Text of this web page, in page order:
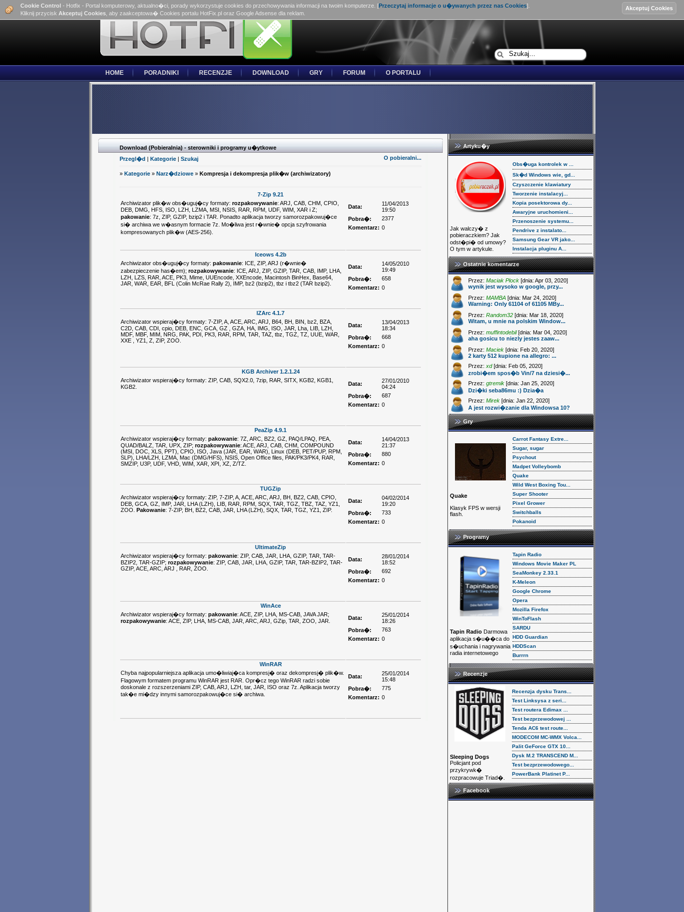
Cookie Control - Hotfix - Portal komputerowy, aktualno�ci, porady wykorzystuje cookies do przechowywania informacji na twoim komputerze. [Przeczytaj informacje o u�ywanych przez nas Cookies].
Kliknij przycisk Akceptuj Cookies , aby zaakceptowa� Cookies portalu HotFix.pl oraz Google Adsense dla reklam.
HOME PORADNIKI RECENZJE DOWNLOAD GRY FORUM O PORTALU
Download (Pobieralnia) - sterowniki i programy u�ytkowe
O pobieralni...
Przegl�d | Kategorie | Szukaj
» Kategorie » Narz�dziowe » Kompresja i dekompresja plik�w (archiwizatory)
7-Zip 9.21
Archiwizator plik�w obs�uguj�cy formaty: rozpakowywanie: ARJ, CAB, CHM, CPIO,
DEB, DMG, HFS, ISO, LZH, LZMA, MSI, NSIS, RAR, RPM, UDF, WIM, XAR i Z;
pakowanie: 7z, ZIP, GZIP, bzip2 i TAR. Ponadto aplikacja tworzy samorozpakowuj�ce
si� archiwa we w�asnym formacie 7z. Mo�liwa jest r�wnie� opcja szyfrowania
kompresowanych plik�w (AES-256).
Data:
11/04/2013
19:50
Pobra�:
2377
Komentarz: 0
Iceows 4.2b
Archiwizator obs�uguj�cy formaty: pakowanie: ICE, ZIP, ARJ (r�wnie�
zabezpieczenie has�em); rozpakowywanie: ICE, ARJ, ZIP, GZIP, TAR, CAB, IMP, LHA,
LZH, LZS, RAR, ACE, PK3, Mime, UUEncode, XXEncode, Macintosh BinHex, Base64,
JAR, WAR, EAR, BFL (Colin McRae Rally 2), IMP, bz2 (bzip2), tbz i tbz2 (TAR bzip2).
Data:
14/05/2010
19:49
Pobra�:
658
Komentarz: 0
IZArc 4.1.7
Archiwizator wspieraj�cy formaty: 7-ZIP, A, ACE, ARC, ARJ, B64, BH, BIN, bz2, BZA,
C2D, CAB, CDI, cpio, DEB, ENC, GCA, GZ , GZA, HA, IMG, ISO, JAR, Lha, LIB, LZH,
MDF, MBF, MIM, NRG, PAK, PDI, PK3, RAR, RPM, TAR, TAZ, tbz, TGZ, TZ, UUE, WAR,
XXE , YZ1, Z, ZIP, ZOO.
Data:
13/04/2013
18:34
Pobra�:
668
Komentarz: 0
KGB Archiver 1.2.1.24
Archiwizator wspieraj�cy formaty: ZIP, CAB, SQX2.0, 7zip, RAR, SITX, KGB2, KGB1,
KGB2.
Data:
27/01/2010
04:24
Pobra�:
687
Komentarz: 0
PeaZip 4.9.1
Archiwizator wspieraj�cy formaty: pakowanie: 7Z, ARC, BZ2, GZ, PAQ/LPAQ, PEA,
QUAD/BALZ, TAR, UPX, ZIP; rozpakowywanie: ACE, ARJ, CAB, CHM, COMPOUND
(MSI, DOC, XLS, PPT), CPIO, ISO, Java (JAR, EAR, WAR), Linux (DEB, PET/PUP, RPM,
SLP), LHA/LZH, LZMA, Mac (DMG/HFS), NSIS, Open Office files, PAK/PK3/PK4, RAR,
SMZIP, U3P, UDF, VHD, WIM, XAR, XPI, XZ, Z/TZ.
Data:
14/04/2013
21:37
Pobra�:
880
Komentarz: 0
TUGZip
Archiwizator wspieraj�cy formaty: ZIP, 7-ZIP, A, ACE, ARC, ARJ, BH, BZ2, CAB, CPIO,
DEB, GCA, GZ, IMP, JAR, LHA (LZH), LIB, RAR, RPM, SQX, TAR, TGZ, TBZ, TAZ, YZ1,
ZOO. Pakowanie: 7-ZIP, BH, BZ2, CAB, JAR, LHA (LZH), SQX, TAR, TGZ, YZ1, ZIP.
Data:
04/02/2014
19:20
Pobra�:
733
Komentarz: 0
UltimateZip
Archiwizator wspieraj�cy formaty: pakowanie: ZIP, CAB, JAR, LHA, GZIP, TAR, TAR-
BZIP2, TAR-GZIP; rozpakowywanie: ZIP, CAB, JAR, LHA, GZIP, TAR, TAR-BZIP2, TAR-
GZIP, ACE, ARC, ARJ , RAR, ZOO.
Data:
28/01/2014
18:52
Pobra�:
692
Komentarz: 0
WinAce
Archiwizator wspieraj�cy formaty: pakowanie: ACE, ZIP, LHA, MS-CAB, JAVA JAR;
rozpakowywanie: ACE, ZIP, LHA, MS-CAB, JAR, ARC, ARJ, GZip, TAR, ZOO, JAR. Data:
25/01/2014
18:26
Pobra�:
763
Komentarz: 0
WinRAR
Chyba najpopularniejsza aplikacja umo�liwiaj�ca kompresj� oraz dekompresj� plik�w.
Flagowym formatem programu WinRAR jest RAR. Opr�cz tego WinRAR radzi sobie
doskonale z rozszerzeniami ZIP, CAB, ARJ, LZH, tar, JAR, ISO oraz 7z. Aplikacja tworzy
tak�e mi�dzy innymi samorozpakowuj�ce si� archiwa.
Data:
25/01/2014
15:48
Pobra�:
775
Komentarz: 0
Artyku�y
Jak walczy� z
pobieraczkiem? Jak
odst�pi� od umowy?
O tym w artykule.
Obs�uga kontrolek w ...
Sk�d Windows wie, gd...
Czyszczenie klawiatury
Tworzenie instalacyj...
Kopia posektorowa dy...
Awaryjne uruchomieni...
Przenoszenie systemu...
Pendrive z instalato...
Samsung Gear VR jako...
Instalacja pluginu A...
Ostatnie komentarze
Przez: Maciak Plock [dnia: Apr 03, 2020]
wynik jest wysoko w google, przy...
Przez: MAMBA [dnia: Mar 24, 2020]
Warning: Only 61104 of 61105 MBy...
Przez: Random32 [dnia: Mar 18, 2020]
Witam, u mnie na polskim Window...
Przez: muffintodebil[dnia: Mar 04, 2020]
aha gosicu to niezly jestes zaaw...
Przez: Maciek [dnia: Feb 20, 2020]
2 karty 512 kupione na allegro: ...
Przez: xd[dnia: Feb 05, 2020]
zrobi�em spos�b Vin/7 na dziesi�...
Przez: gtremik [dnia: Jan 25, 2020]
Dzi�ki seba86mu :) Dzia�a
Przez: Mirek [dnia: Jan 22, 2020]
A jest rozwi�zanie dla Windowsa 10?
Gry
Quake
Klasyk FPS w wersji
flash.
Carrot Fantasy Extre...
Sugar, sugar
Psychout
Madpet Volleybomb
Quake
Wild West Boxing Tou...
Super Shooter
Pixel Grower
Switchballs
Pokanoid
Programy
Tapin Radio Darmowa
aplikacja s�u��ca do
s�uchania i nagrywania
radia internetowego
Tapin Radio
Windows Movie Maker PL
SeaMonkey 2.33.1
K-Meleon
Google Chrome
Opera
Mozilla Firefox
WinToFlash
SARDU
HDD Guardian
HDDScan
Burrrn
Recenzje
Sleeping Dogs
Policjant pod
przykrywk�
rozpracowuje Triad�.
Recenzja dysku Trans...
Test Linksysa z seri...
Test routera Edimax ...
Test bezprzewodowej ...
Tenda AC6 test route...
MODECOM MC-WMX Volca...
Palit GeForce GTX 10...
Dysk M.2 TRANSCEND M...
Test bezprzewodowego...
PowerBank Platinet P...
Facebook